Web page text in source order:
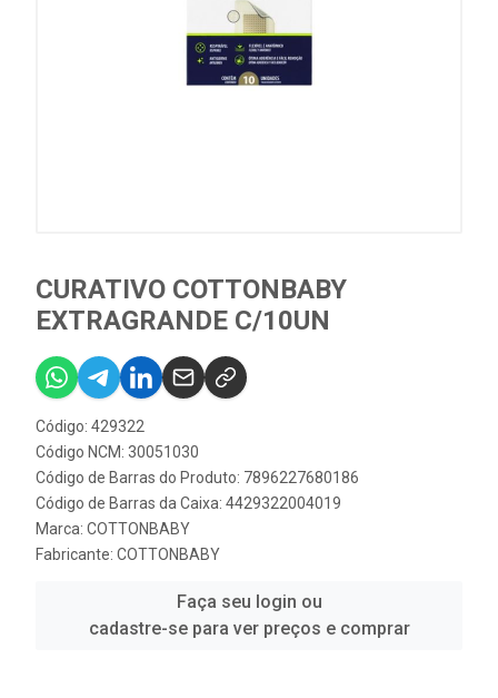
CURATIVO COTTONBABY
EXTRAGRANDE C/10UN
Código: 429322
Código NCM: 30051030
Código de Barras do Produto: 7896227680186
Código de Barras da Caixa: 4429322004019
Marca: COTTONBABY
Fabricante: COTTONBABY
Faça seu login ou
cadastre-se para ver preços e comprar